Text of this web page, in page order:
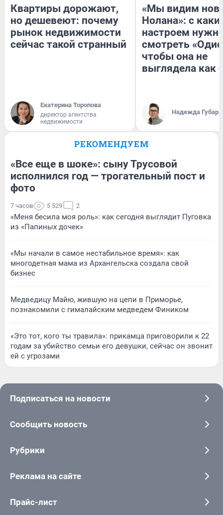
Квартиры дорожают,
но дешевеют: почему
рынок недвижимости
сейчас такой странный
Екатерина Торопова
директор агентства
недвижимости
«Мы видим
Нолана»: с
настроем
смотреть
чтобы она не
выглядела как
Надежда Губарь
РЕКОМЕНДУЕМ
«Все еще в шоке»: сыну Трусовой
исполнился год — трогательный пост и
фото
7 часов 5 529 2
«Меня бесила моя роль»: как сегодня выглядит Пуговка
из «Папиных дочек»
«Мы начали в самое нестабильное время»: как
многодетная мама из Архангельска создала свой
бизнес
Медведицу Майю, жившую на цепи в Приморье,
познакомили с гималайским медведем Фиником
«Это тот, кого ты травила»: прикамца приговорили к 22
годам за убийство семьи его девушки, сейчас он звонит
ей с угрозами
Подписаться на новости
Сообщить новость
Рубрики
Реклама на сайте
Прайс-лист